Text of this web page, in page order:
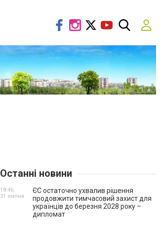
Останні новини
ЄС остаточно ухвалив рішення
продовжити тимчасовий захист для
українців до березня 2028 року –
дипломат
18:46,
31 липня